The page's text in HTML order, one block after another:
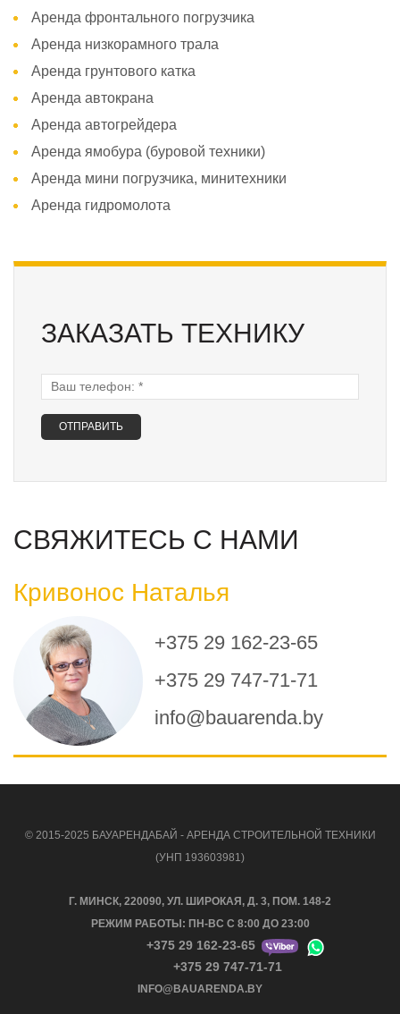
Аренда фронтального погрузчика
Аренда низкорамного трала
Аренда грунтового катка
Аренда автокрана
Аренда автогрейдера
Аренда ямобура (буровой техники)
Аренда мини погрузчика, минитехники
Аренда гидромолота
ЗАКАЗАТЬ ТЕХНИКУ
Ваш телефон:
СВЯЖИТЕСЬ С НАМИ
Кривонос Наталья
+375 29 162-23-65
+375 29 747-71-71
info@bauarenda.by
© 2015-2025 БАУАРЕНДАБАЙ - АРЕНДА СТРОИТЕЛЬНОЙ ТЕХНИКИ
(УНП 193603981)
Г. МИНСК, 220090, УЛ. ШИРОКАЯ, Д. 3, ПОМ. 148-2
РЕЖИМ РАБОТЫ: ПН-ВС С 8:00 ДО 23:00
+375 29 162-23-65
+375 29 747-71-71
INFO@BAUARENDA.BY